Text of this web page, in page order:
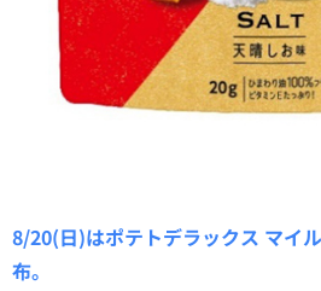
8/20(日)はポテトデラックス マイ
布。